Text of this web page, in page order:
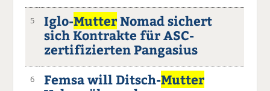
5 Iglo-MutterNomad sichert
sich Kontrakte für ASC-
zertifizierten Pangasius
6 Femsa will Ditsch-Mutter